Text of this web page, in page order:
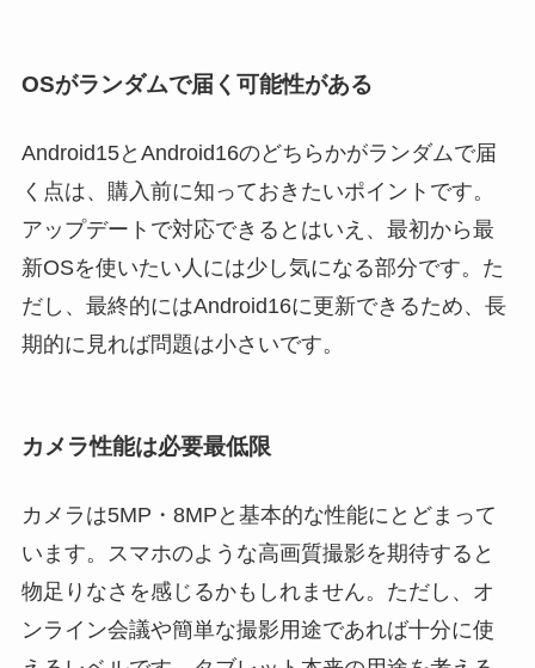
OSがランダムで届く可能性がある
Android15とAndroid16のどちらかがランダムで届
く点は、購入前に知っておきたいポイントです。
アップデートで対応できるとはいえ、最初から最
新OSを使いたい人には少し気になる部分です。た
だし、最終的にはAndroid16に更新できるため、長
期的に見れば問題は小さいです。
カメラ性能は必要最低限
カメラは5MP・8MPと基本的な性能にとどまって
います。スマホのような高画質撮影を期待すると
物足りなさを感じるかもしれません。ただし、オ
ンライン会議や簡単な撮影用途であれば十分に使